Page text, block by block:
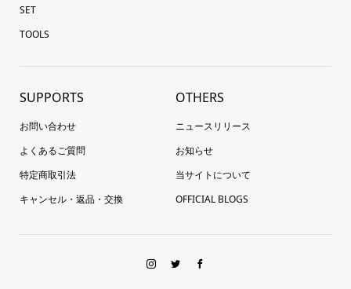
SET
TOOLS
SUPPORTS
お問い合わせ
よくあるご質問
特定商取引法
キャンセル・返品・交換
OTHERS
ニュースリリース
お知らせ
当サイトについて
OFFICIAL BLOGS